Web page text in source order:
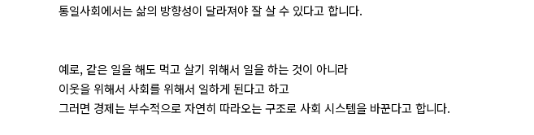
통일사회에서는 삶의 방향성이 달라져야 잘 살 수 있다고 합니다.
예로, 같은 일을 해도 먹고 살기 위해서 일을 하는 것이 아니라
이웃을 위해서 사회를 위해서 일하게 된다고 하고
그러면 경제는 부수적으로 자연히 따라오는 구조로 사회 시스템을 바꾼다고 합니다.